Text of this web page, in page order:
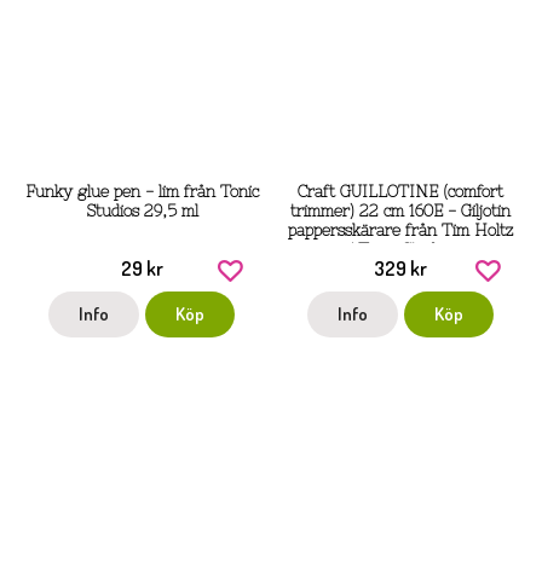
Funky glue pen - lim från Tonic
Studios 29,5 ml
29 kr
Info Köp
Craft GUILLOTINE (comfort
trimmer) 22 cm 160E - Giljotin
pappersskärare från Tim Holtz
329 kr
Info Köp